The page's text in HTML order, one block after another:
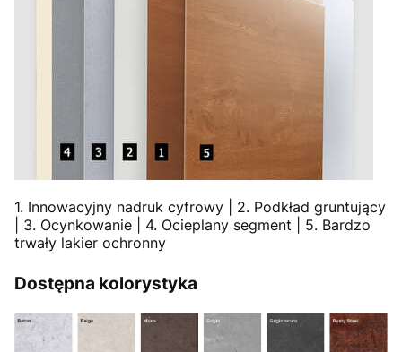
1. Innowacyjny nadruk cyfrowy | 2. Podkład gruntujący
| 3. Ocynkowanie | 4. Ocieplany segment | 5. Bardzo
trwały lakier ochronny
Dostępna kolorystyka